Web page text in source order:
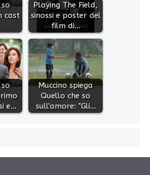
cast
Playing The Field,
sinossi e poster del
film di…
e…
Muccino spiega
Quello che so
sull'amore: "Gli…